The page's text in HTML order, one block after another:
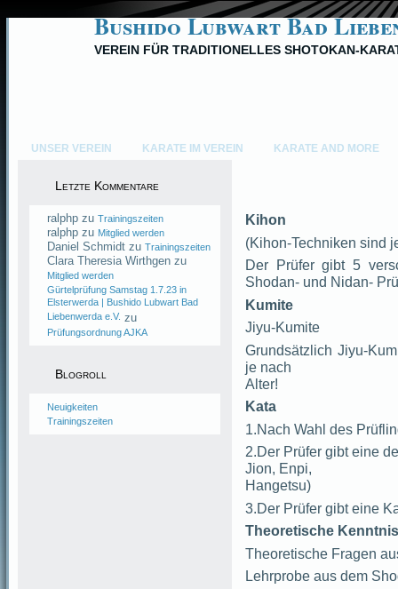
Bushido Lubwart Bad
VEREIN FÜR TRADITIONELLES SHOTOKAN-
UNSER VEREIN KARATE IM VEREIN KARATE AND MORE
Letzte Kommentare
ralphp zu Trainingszeiten
ralphp zu Mitglied werden
Daniel Schmidt zu Trainingszeiten
Clara Theresia Wirthgen zu
Mitglied werden
Gürtelprüfung Samstag 1.7.23 in
Elsterwerda | Bushido Lubwart Bad
Liebenwerda e.V. zu
Prüfungsordnung AJKA
Blogroll
Neuigkeiten
Trainingszeiten
Kihon
(Kihon-Techniken sind
Der Prüfer gibt 5
Shodan- und Nidan-
Kumite
Jiyu-Kumite
Grundsätzlich Jiyu-
je nach
Alter!
Kata
1.Nach Wahl des
2.Der Prüfer gibt eine
Jion, Enpi,
Hangetsu)
3.Der Prüfer gibt eine
Theoretische
Theoretische Fragen
Lehrprobe aus dem